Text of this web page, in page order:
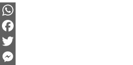
WhatsApp
Facebook
Twitter